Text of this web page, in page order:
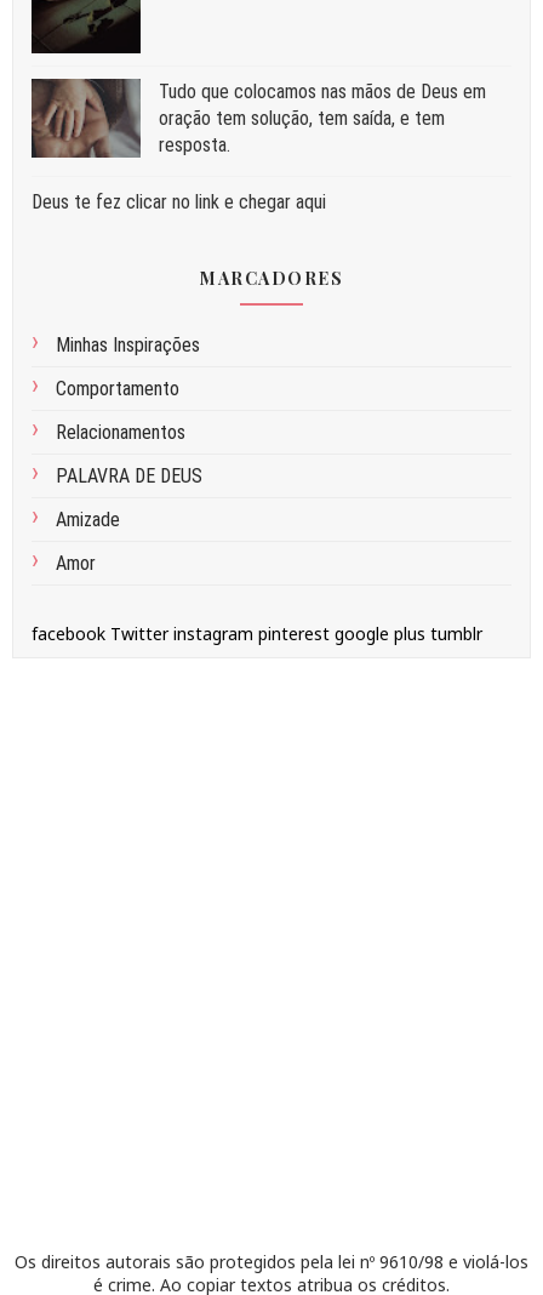
Tudo que colocamos nas mãos de Deus em
oração tem solução, tem saída, e tem
resposta.
Deus te fez clicar no link e chegar aqui
MARCADORES
Minhas Inspirações
Comportamento
Relacionamentos
PALAVRA DE DEUS
Amizade
Amor
facebook Twitter instagram pinterest google plus tumblr
Os direitos autorais são protegidos pela lei nº 9610/98 e violá-los
é crime. Ao copiar textos atribua os créditos.